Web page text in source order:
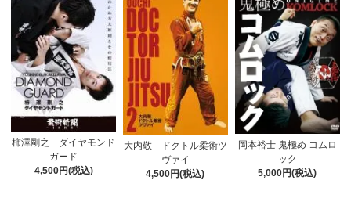
柿澤剛之 ダイヤモンド
ガード
4,500円(税込)
大内敬 ドクトル柔術ツ
ヴァイ
4,500円(税込)
岡本裕士 鬼極め コムロ
ック
5,000円(税込)